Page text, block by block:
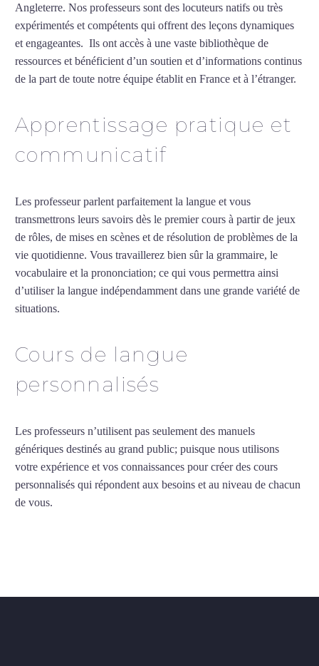
Angleterre. Nos professeurs sont des locuteurs natifs ou très
expérimentés et compétents qui offrent des leçons dynamiques
et engageantes. Ils ont accès à une vaste bibliothèque de
ressources et bénéficient d’un soutien et d’informations continus
de la part de toute notre équipe établit en France et à l’étranger.
Apprentissage pratique et
communicatif
Les professeur parlent parfaitement la langue et vous
transmettrons leurs savoirs dès le premier cours à partir de jeux
de rôles, de mises en scènes et de résolution de problèmes de la
vie quotidienne. Vous travaillerez bien sûr la grammaire, le
vocabulaire et la prononciation; ce qui vous permettra ainsi
d’utiliser la langue indépendamment dans une grande variété de
situations.
Cours de langue
personnalisés
Les professeurs n’utilisent pas seulement des manuels
génériques destinés au grand public; puisque nous utilisons
votre expérience et vos connaissances pour créer des cours
personnalisés qui répondent aux besoins et au niveau de chacun
de vous.